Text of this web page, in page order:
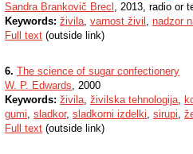
Sandra Brankovič Brecl , 2013, radio or
Keywords: živila, varnost živil , nadzor
Full text (outside link)
6. The science of sugar confectionery
W. P. Edwards, 2000
Keywords: živila, živilska tehnologija,
gumi, sladkor, sladkorni izdelki, sirupi,
Full text (outside link)